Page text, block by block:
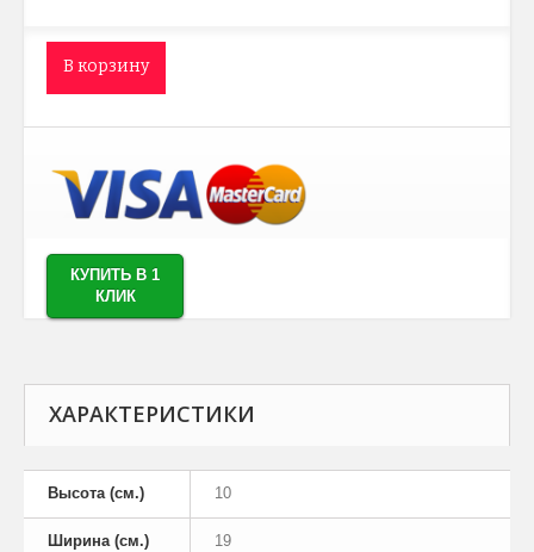
В корзину
КУПИТЬ В 1
КЛИК
ХАРАКТЕРИСТИКИ
Высота (см.) 10
Ширина (см.) 19